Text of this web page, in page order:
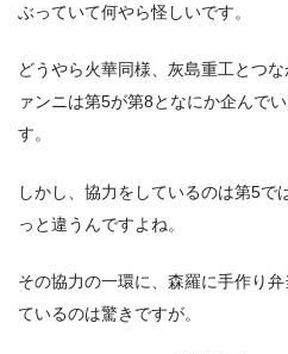
ぶっていて何やら怪しいです。
どうやら火華同様、灰島重工とつ
ァンニは第5が第8となにか企んで
す。
しかし、協力をしているのは第5で
っと違うんですよね。
その協力の一環に、森羅に手作り
ているのは驚きですが。